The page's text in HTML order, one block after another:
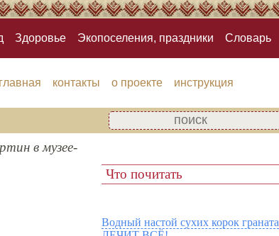
Здоровье Экопоселения, праздники Словарь
главная контакты о проекте инструкция
в музее-
Что почитать
Водный настой сухих корок граната